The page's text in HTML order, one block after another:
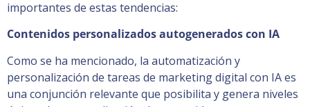
importantes de estas tendencias:
Contenidos personalizados autogenerados con IA
Como se ha mencionado, la automatización y
personalización de tareas de marketing digital con IA es
una conjunción relevante que posibilita y genera niveles